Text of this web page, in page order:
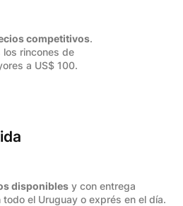
competitivos.
los rincones de
a US$ 100.
disponibles y con entrega
el Uruguay o exprés en el día.